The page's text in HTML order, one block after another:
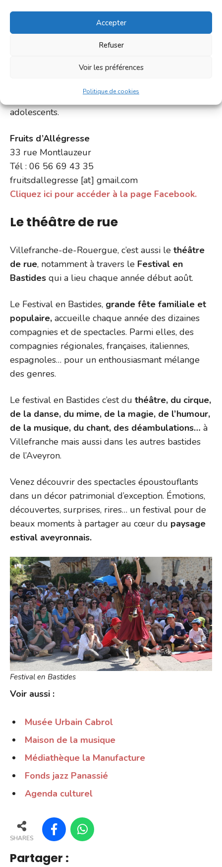
Accepter
Refuser
Voir les préférences
Politique de cookies
inédit, une boutique
théâtre au coeur de la
dotée de 40 places.
enfants, adultes et
adolescents.
Fruits d’Allégresse
33 rue Montlauzeur
Tél : 06 56 69 43 35
fruitsdallegresse [at] gmail.com
Cliquez ici pour accéder à la page Facebook.
Le théâtre de rue
Villefranche-de-Rouergue, c’est aussi le théâtre
de rue, notamment à travers le Festival en
Bastides qui a lieu chaque année début août.
Le Festival en Bastides, grande fête familiale et
populaire, accueille chaque année des dizaines
compagnies et de spectacles. Parmi elles, des
compagnies régionales, françaises, italiennes,
espagnoles… pour un enthousiasmant mélange
des genres.
Le festival en Bastides c’est du théâtre, du cirque,
de la danse, du mime, de la magie, de l’humour,
de la musique, du chant, des déambulations… à
Villefranche mais aussi dans les autres bastides
de l’Aveyron.
Venez découvrir des spectacles époustouflants
dans un décor patrimonial d’exception. Émotions,
découvertes, surprises, rires… un festival pour de
beaux moments à partager au cœur du paysage
estival aveyronnais.
Festival en Bastides
Voir aussi :
Musée Urbain Cabrol
Maison de la musique
Médiathèque la Manufacture
Fonds jazz Panassié
Agenda culturel
SHARES
Partager :